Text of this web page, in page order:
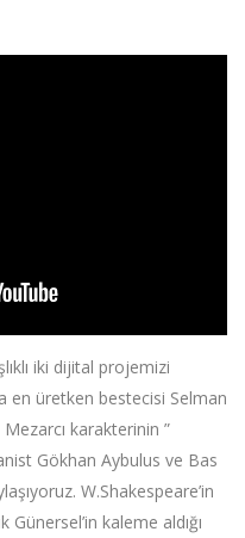
iki dijital projemizi
en üretken bestecisi Selman
Mezarcı karakterinin ”
Gökhan Aybulus ve Bas
W.Shakespeare’in
Günersel’in kaleme aldığı